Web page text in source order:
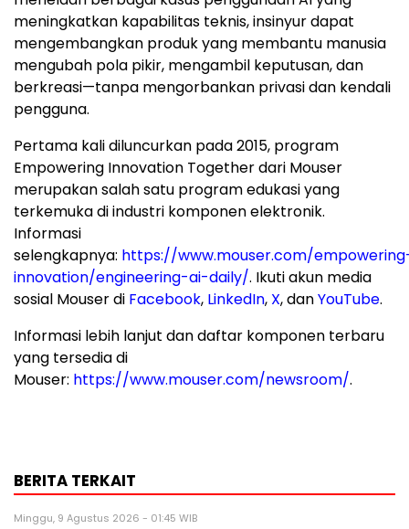
meningkatkan kapabilitas teknis, insinyur dapat
mengembangkan produk yang membantu manusia
mengubah pola pikir, mengambil keputusan, dan
berkreasi—tanpa mengorbankan privasi dan kendali
pengguna.
Pertama kali diluncurkan pada 2015, program
Empowering Innovation Together dari Mouser
merupakan salah satu program edukasi yang
terkemuka di industri komponen elektronik.
Informasi
selengkapnya: https://www.mouser.com/
innovation/engineering-ai-daily/. Ikuti akun media
sosial Mouser di Facebook, LinkedIn, X, danYouTube.
Informasi lebih lanjut dan daftar komponen terbaru
yang tersedia di
Mouser: https://www.mouser.com/newsroom/.
BERITA TERKAIT
Minggu, 9 Agustus 2026 - 01:45 WIB